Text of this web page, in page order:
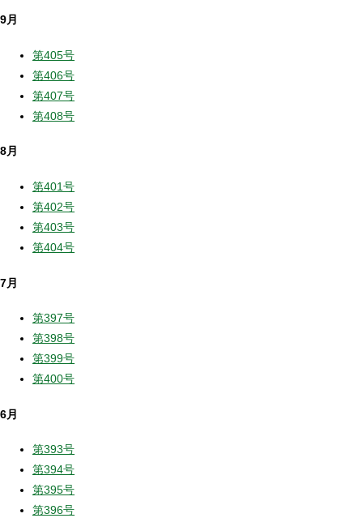
9月
第405号
第406号
第407号
第408号
8月
第401号
第402号
第403号
第404号
7月
第397号
第398号
第399号
第400号
6月
第393号
第394号
第395号
第396号